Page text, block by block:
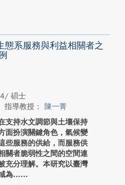
態系服務與利益相關者之
碩士
指導教授： 陳一菁
支持水文調節與土壤保持
面扮演關鍵角色，氣候變
些服務的供給，而服務供
關者脆弱性之間的空間連
充分理解。本研究以臺灣
為...